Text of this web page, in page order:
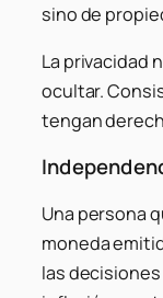
sino de
La privacidad
ocultar.
tengan
Una persona
moneda
las